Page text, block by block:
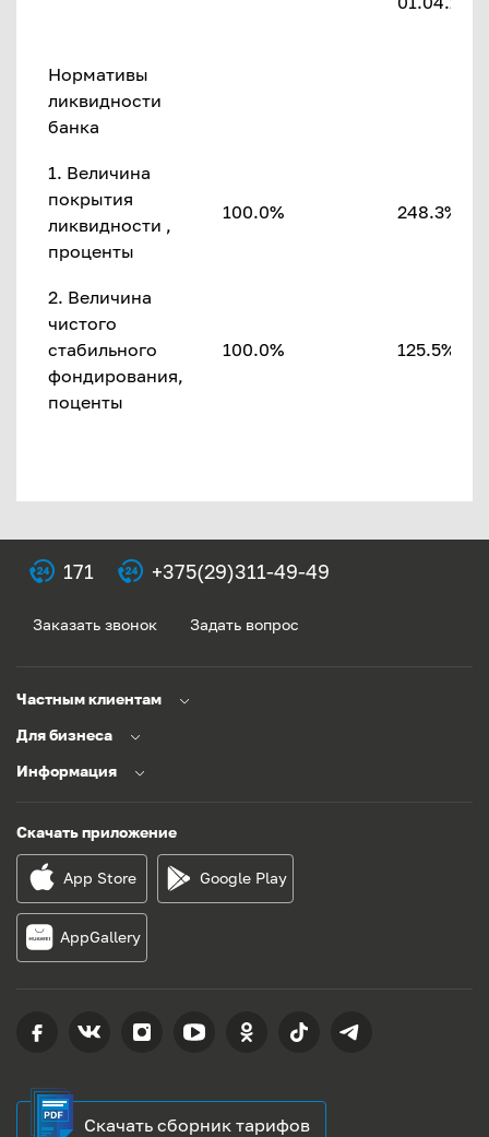
Нормативы
ликвидности
банка
1. Величина
покрытия
ликвидности ,
проценты
100.0% 248.3%
2. Величина
чистого
стабильного
фондирования,
поценты
100.0% 125.5%
171 +375(29)311-49-49
Заказать звонок Задать вопрос
Частным клиентам
Для бизнеса
Информация
Скачать приложение
App Store Google Play
AppGallery
Скачать сборник тарифов